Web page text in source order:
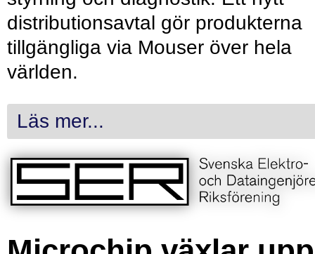
distributionsavtal gör produkterna
tillgängliga via Mouser över hela
världen.
Läs mer...